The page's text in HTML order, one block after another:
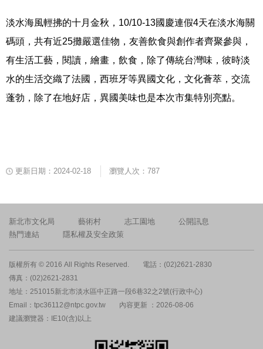
淡水海風輕拂的十月金秋，10/10-13國慶連假4天在淡水海關
碼頭，共有近25攤嚴選佳物，友善飲食與創作者齊聚參與，
有生活工藝，閱讀，繪畫，飲食，除了傳統台灣味，彼時淡
水的生活交織了法國，西班牙等異國文化，文化薈萃，交流
蓬勃，除了在地好店，異國美味也是本次市集特別亮點。
更新日期：2024-02-18 瀏覽人次：787
新北市文化局 藝術村 志工園地
公開訊息
熱門連結
隱私權及安全政策
版權所有 © 2016 All Rights Reserved.
電話：(02)2621-2830
傳真：(02)2621-2831
地址：251015新北市淡水區中正路一段6巷32之2號(行政中心)
Email：tpc36112@ntpc.gov.tw
內容更新 ：2026-08-06
建議瀏覽器：IE10(含)以上